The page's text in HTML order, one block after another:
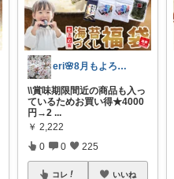
eri🌸8月もよろしくお願いします☺️
\\賞味期限間近の商品も入っ
ているためお買い得★4000
円→2 ...
￥ 2,222
0 0 225
コレ いいね